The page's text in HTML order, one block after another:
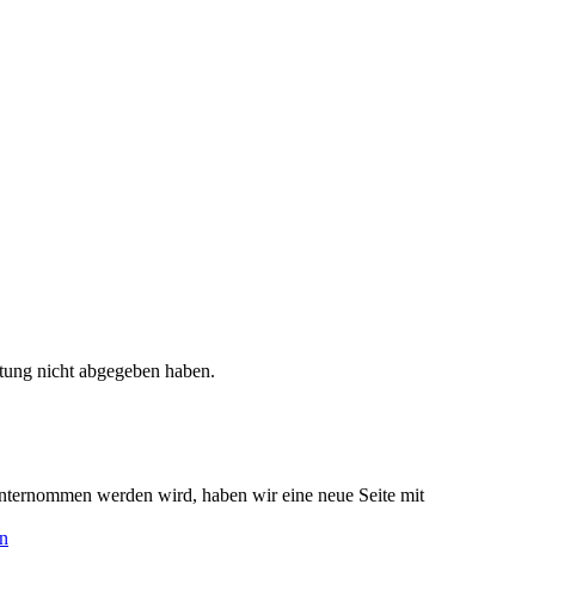
nicht abgegeben haben.
werden wird, haben wir eine neue Seite mit